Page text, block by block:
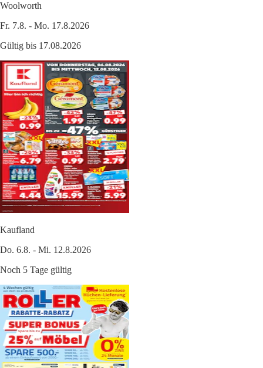
Woolworth
Fr. 7.8. - Mo. 17.8.2026
Gültig bis 17.08.2026
Kaufland
Do. 6.8. - Mi. 12.8.2026
Noch 5 Tage gültig